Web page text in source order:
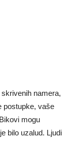
namera,
postupke, vaše
mogu
bilo uzalud. Ljudi